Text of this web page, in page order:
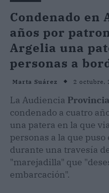
Condenado en
años por
Argelia una
personas a
Marta Suárez 2 octubre,
La Audiencia
condenado a cuatro
una patera en la que
personas a la que
durante una travesía
"marejadilla" que
embarcación".